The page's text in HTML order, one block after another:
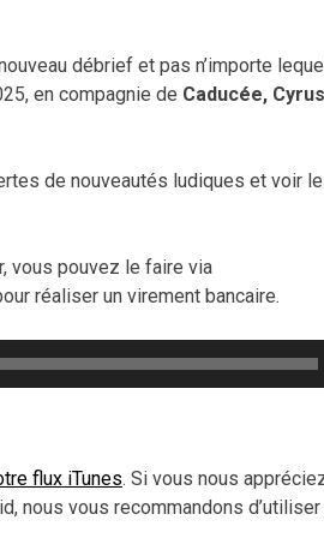
débrief et pas n’importe
en compagnie de Caducée,
de nouveautés ludiques et voir
vous pouvez le faire via
réaliser un virement bancaire.
flux iTunes. Si vous nous
nous vous recommandons d’utiliser